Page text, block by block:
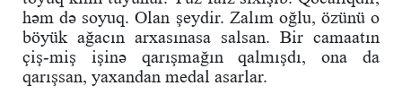
həm də soyuq. Olan şeydir. Zalım oğlu, özünü o
böyük ağacın arxasınasa salsan. Bir camaatın
çiş-miş işinə qarışmağın qalmışdı, ona da
qarışsan, yaxandan medal asarlar.